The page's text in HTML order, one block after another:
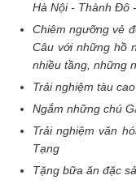
Hà Nội - Thành Đô
Chiêm ngưỡng vẻ
Câu với những hồ
nhiều tầng, những
Trải nghiệm tàu
Ngắm những chú
Trải nghiệm văn
Tạng
Tặng bữa ăn đặc